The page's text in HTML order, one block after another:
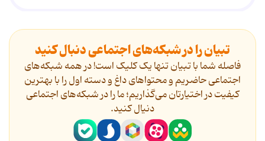
تبیان را در شبکه‌های اجتماعی دنبال کنید
فاصله شما با تبیان تنها یک کلیک است! در همه شبکه‌های
اجتماعی حاضریم و محتواهای داغ و دسته اول را با بهترین
کیفیت در اختیارتان می‌گذاریم؛ ما را در شبکه‌های اجتماعی
دنیال کنید.